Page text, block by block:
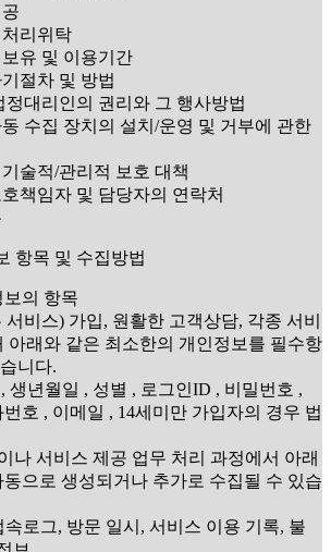
리위탁
유 및 이용기간
절차 및 방법
정대리인의 권리와 그 행사방법
수집 장치의 설치/운영 및 거부에 관한
술적/관리적 보호 대책
책임자 및 담당자의 연락처
항목 및 수집방법
의 항목
비스) 가입, 원활한 고객상담, 각종 서비
아래와 같은 최소한의 개인정보를 필수항
니다.
생년월일 , 성별 , 로그인ID , 비밀번호 ,
호 , 이메일 , 14세미만 가입자의 경우 법
나 서비스 제공 업무 처리 과정에서 아래
으로 생성되거나 추가로 수집될 수 있습
속로그, 방문 일시, 서비스 이용 기록, 불